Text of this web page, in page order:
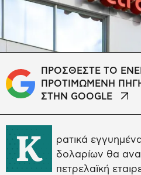
ΠΡΟΣΘΕΣΤΕ ΤΟ
ΠΡΟΤΙΜΩΜΕΝΗ
ΣΤΗΝ GOOGLE
Κ
ρατικά
δολαρίων θα
πετρελαϊκή